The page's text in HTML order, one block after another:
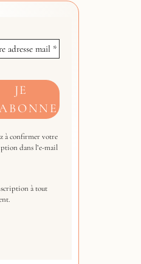
à confirmer votre
dans l’e-mail
à tout